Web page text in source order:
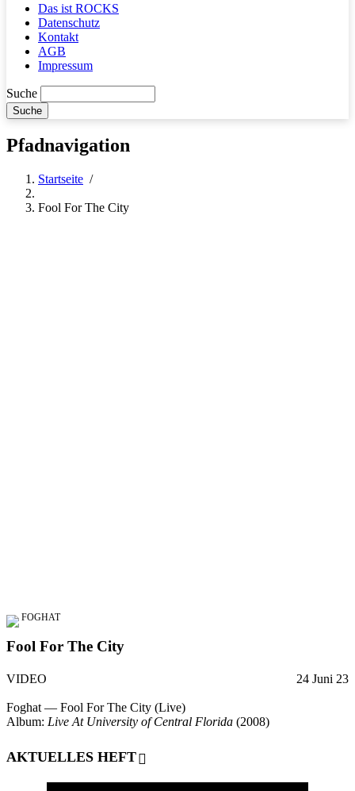
Das ist ROCKS
Datenschutz
Kontakt
AGB
Impressum
Suche
Pfadnavigation
Startseite /
Fool For The City
FOGHAT
Fool For The City
VIDEO 24 Juni 23
Foghat — Fool For The City (Live)
Album: Live At University of Central Florida (2008)
AKTUELLES HEFT